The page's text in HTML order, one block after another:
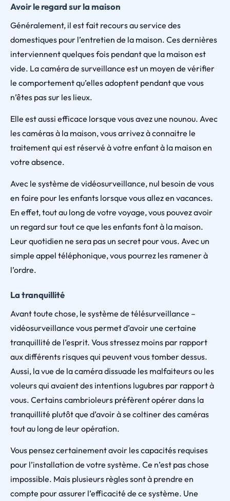
Avoir le regard sur la maison
Généralement, il est fait recours au service des
domestiques pour l’entretien de la maison. Ces dernières
interviennent quelques fois pendant que la maison est
vide. La caméra de surveillance est un moyen de vérifier
le comportement qu’elles adoptent pendant que vous
n’êtes pas sur les lieux.
Elle est aussi efficace lorsque vous avez une nounou. Avec
les caméras à la maison, vous arrivez à connaitre le
traitement qui est réservé à votre enfant à la maison en
votre absence.
Avec le système de vidéosurveillance, nul besoin de vous
en faire pour les enfants lorsque vous allez en vacances.
En effet, tout au long de votre voyage, vous pouvez avoir
un regard sur tout ce que les enfants font à la maison.
Leur quotidien ne sera pas un secret pour vous. Avec un
simple appel téléphonique, vous pourrez les ramener à
l’ordre.
La tranquillité
Avant toute chose, le système de télésurveillance –
vidéosurveillance vous permet d’avoir une certaine
tranquillité de l’esprit. Vous stressez moins par rapport
aux différents risques qui peuvent vous tomber dessus.
Aussi, la vue de la caméra dissuade les malfaiteurs ou les
voleurs qui avaient des intentions lugubres par rapport à
vous. Certains cambrioleurs préfèrent opérer dans la
tranquillité plutôt que d’avoir à se coltiner des caméras
tout au long de leur opération.
Vous pensez certainement avoir les capacités requises
pour l’installation de votre système. Ce n’est pas chose
impossible. Mais plusieurs règles sont à prendre en
compte pour assurer l’efficacité de ce système. Une